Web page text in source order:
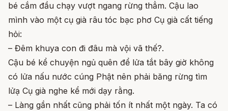
bé cắm đầu chạy vượt ngang rừng thẳm. Cậu lao
mình vào một cụ già râu tóc bạc phơ Cụ già cất tiếng
hỏi:
– Đêm khuya con đi đâu mà vội vã thế?.
Cậu bé kể chuyện ngủ quên để lửa tắt bây giờ không
có lửa nấu nước cúng Phật nên phải băng rừng tìm
lửạ Cụ già nghe kể mới dạy rằng.
– Làng gần nhất cũng phải tốn ít nhất một ngày. Ta có